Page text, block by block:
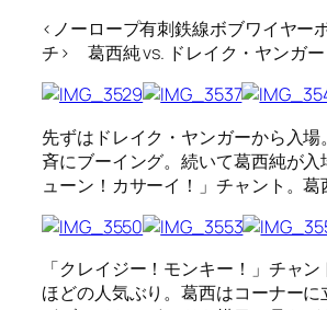
<ノーロープ有刺鉄線ボブワイヤー
チ> 葛西純 vs. ドレイク・ヤンガー
先ずはドレイク・ヤンガーから入
斉にブーイング。続いて葛西純が
ューン！カサーイ！」チャント。葛
「クレイジー！モンキー！」チャ
ほどの人気ぶり。葛西はコーナーに